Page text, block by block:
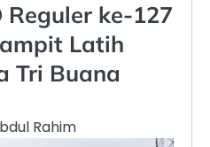
Reguler ke-127
Latih
Tri Buana
Rahim